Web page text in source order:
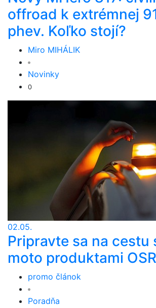
offroad k extrémnej
phev. Koľko stojí?
Miro MIHÁLIK
Novinky
0
02.05.
Pripravte sa na cestu
moto produktami
promo článok
Poradňa